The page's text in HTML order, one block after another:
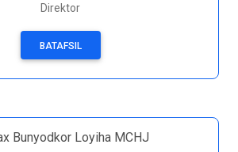
Direktor
BATAFSIL
Bunyodkor Loyiha MCHJ